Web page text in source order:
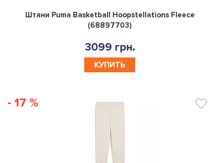
0
Штани Puma Basketball Hoopstellations Fleece
(68897703)
3099 грн.
КУПИТЬ
- 17 %